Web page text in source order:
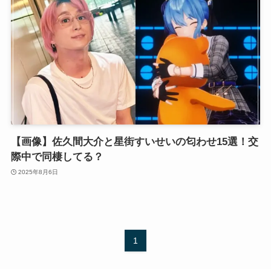
【画像】佐久間大介と星街すいせいの匂わせ15選！交
際中で同棲してる？
2025年8月6日
1